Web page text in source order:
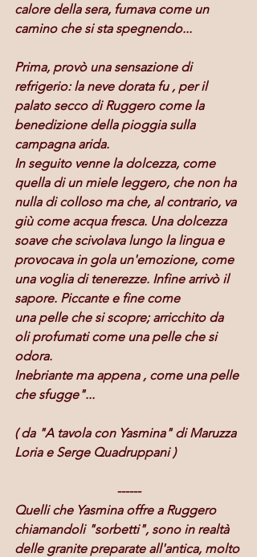
calore della sera, fumava come un
camino che si sta spegnendo...
Prima, provò una sensazione di
refrigerio: la neve dorata fu , per il
palato secco di Ruggero come la
benedizione della pioggia sulla
campagna arida.
In seguito venne la dolcezza, come
quella di un miele leggero, che non ha
nulla di colloso ma che, al contrario, va
giù come acqua fresca. Una dolcezza
soave che scivolava lungo la lingua e
provocava in gola un'emozione, come
una voglia di tenerezze. Infine arrivò il
sapore. Piccante e fine come
una pelle che si scopre; arricchito da
oli profumati come una pelle che si
odora.
Inebriante ma appena , come una pelle
che sfugge"...
( da "A tavola con Yasmina" di Maruzza
Loria e Serge Quadruppani )
------
Quelli che Yasmina offre a Ruggero
chiamandoli "sorbetti", sono in realtà
delle granite preparate all'antica, molto